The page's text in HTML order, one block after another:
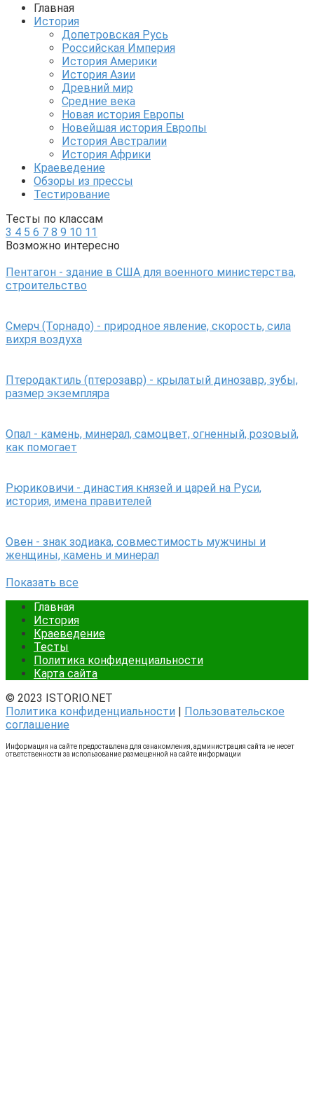
Главная
История
Допетровская Русь
Российская Империя
История Америки
История Азии
Древний мир
Средние века
Новая история Европы
Новейшая история Европы
История Австралии
История Африки
Краеведение
Обзоры из прессы
Тестирование
Тесты по классам
3 4 5 6 7 8 9 10 11
Возможно интересно
Пентагон - здание в США для военного министерства,
строительство
Смерч (Торнадо) - природное явление, скорость, сила
вихря воздуха
Птеродактиль (птерозавр) - крылатый динозавр, зубы,
размер экземпляра
Опал - камень, минерал, самоцвет, огненный, розовый,
как помогает
Рюриковичи - династия князей и царей на Руси,
история, имена правителей
Овен - знак зодиака, совместимость мужчины и
женщины, камень и минерал
Показать все
Главная
История
Краеведение
Тесты
Политика конфиденциальности
Карта сайта
© 2023 ISTORIO.NET
Политика конфиденциальности | Пользовательское
соглашение
Информация на сайте предоставлена для ознакомления, администрация сайта не несет
ответственности за использование размещенной на сайте информации